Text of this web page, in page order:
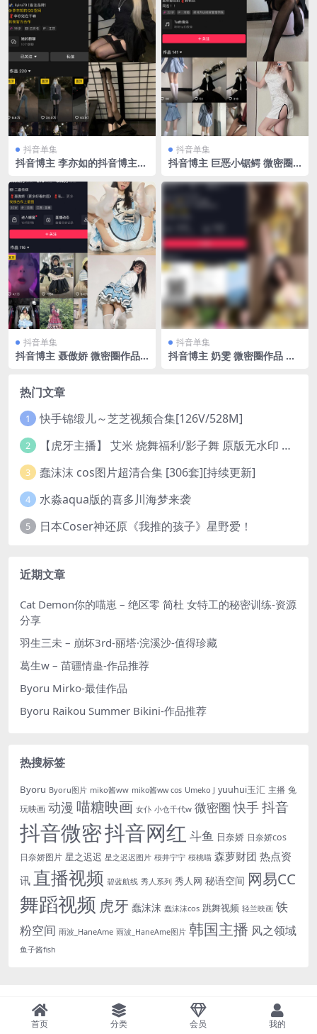
抖音单集
抖音博主 李亦如的抖音博主
V】
抖音单集
抖音博主 巨恶小锯鳄 微密圈
抖音单集
抖音博主 聂傲娇 微密圈作品
抖音单集
抖音博主 奶雯 微密圈作品 N
热门文章
1 快手锦缎儿～芝芝视频合集[126V/528M]
2 【虎牙主播】 艾米 烧舞福利/影子舞 原版无水印 （1v/130m）
3 蠢沫沫 cos图片超清合集 [306套][持续更新]
4 水淼aqua版的喜多川海梦来袭
5 日本Coser神还原《我推的孩子》星野爱！
近期文章
Cat Demon你的喵崽 – 绝区零 简杜 女特工的秘密训练-资源
分享
羽生三未 – 崩坏3rd-丽塔·浣溪沙-值得珍藏
葛生w – 苗疆情蛊-作品推荐
Byoru Mirko-最佳作品
Byoru Raikou Summer Bikini-作品推荐
热搜标签
Byoru Byoru图片 miko酱ww miko酱ww cos Umeko J yuuhui玉汇 主播 兔
玩映画 动漫 喵糖映画 女仆 小仓千代w 微密圈 快手抖音
抖音微密抖音网红 斗鱼 日奈娇 日奈娇cos
日奈娇图片 星之迟迟 星之迟迟图片 桜井宁宁 桜桃喵 森萝财团 热点资
讯 直播视频 碧蓝航线 秀人系列 秀人网 秘语空间 网易CC
舞蹈视频 虎牙 蠢沫沫 蠢沫沫cos 跳舞视频 轻兰映画 铁
粉空间 雨波_HaneAme 雨波_HaneAme图片 韩国主播 风之领域
鱼子酱fish
首页 分类 会员 我的